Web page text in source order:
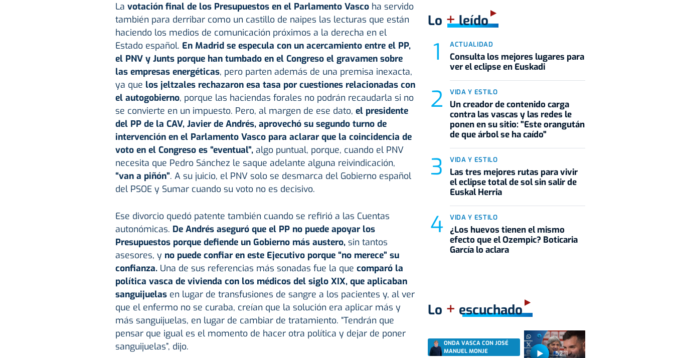
La votación final de los Presupuestos en el Parlamento Vasco ha servido
también para derribar como un castillo de naipes las lecturas que están
haciendo los medios de comunicación próximos a la derecha en el
Estado español. En Madrid se especula con un acercamiento entre el PP,
el PNV y Junts porque han tumbado en el Congreso el gravamen sobre
las empresas energéticas, pero parten además de una premisa inexacta,
ya que los jeltzales rechazaron esa tasa por cuestiones relacionadas con
el autogobierno, porque las haciendas forales no podrán recaudarla si no
se convierte en un impuesto. Pero, al margen de ese dato, el presidente
del PP de la CAV, Javier de Andrés, aprovechó su segundo turno de
intervención en el Parlamento Vasco para aclarar que la coincidencia de
voto en el Congreso es “eventual”, algo puntual, porque, cuando el PNV
necesita que Pedro Sánchez le saque adelante alguna reivindicación,
“van a piñón”. A su juicio, el PNV solo se desmarca del Gobierno español
del PSOE y Sumar cuando su voto no es decisivo.
Ese divorcio quedó patente también cuando se refirió a las Cuentas
autonómicas. De Andrés aseguró que el PP no puede apoyar los
Presupuestos porque defiende un Gobierno más austero,sin tantos
asesores, y no puede confiar en este Ejecutivo porque “no merece” su
confianza. Una de sus referencias más sonadas fue la que comparó la
política vasca de vivienda con los médicos del siglo XIX, que aplicaban
sanguijuelas en lugar de transfusiones de sangre a los pacientes y, al ver
que el enfermo no se curaba, creían que la solución era aplicar más y
más sanguijuelas, en lugar de cambiar de tratamiento. “Tendrán que
pensar que igual es el momento de hacer otra política y dejar de poner
sanguijuelas”, dijo.
Lo +leído
ACTUALIDAD
Consulta los mejores lugares para
ver el eclipse en Euskadi
VIDA Y ESTILO
Un creador de contenido carga
contra las vascas y las redes le
ponen en su sitio: "Este orangután
de que árbol se ha caído"
VIDA Y ESTILO
Las tres mejores rutas para vivir
el eclipse total de sol sin salir de
Euskal Herria
VIDA Y ESTILO
¿Los huevos tienen el mismo
efecto que el Ozempic? Boticaria
García lo aclara
Lo + escuchado
52:11
ONDA VASCA CON JOSÉ
MANUEL MONJE